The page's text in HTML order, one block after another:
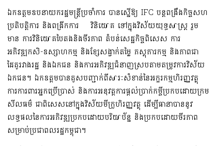
ឯកឧត្តមឧបនាយករដ្ឋមន្ត្រីប្រចាំការ បានស្នើឱ្យ IFC បន្តពង្រឹងកិច្ចសហ
ប្រតិបត្តិការ និងពង្រីកការ វិនិយោគ ទៅក្នុងវិស័យយុទ្ធសាស្ត្រ រួម
មាន ការវិនិយោគបៃតងនិងចីរភាព តំបន់សេដ្ឋកិច្ចពិសេស ការ
អភិវឌ្ឍកសិ-ឧស្សាហកម្ម និងខ្សែសង្វាក់តម្លៃ ភស្តុភារកម្ម និងភាពជា
ដៃគូរវាងរដ្ឋ និងឯកជន និងការអភិវឌ្ឍជំនាញស្របតាមតម្រូវការវិស័យ
ឯកជន។ ឯកឧត្តមបានគូសបញ្ជាក់ពីសារៈសំខាន់នៃអក្ខរកម្មហិរញ្ញវត្ថុ
ការការពារអ្នកប្រើប្រាស់ និងការអនុវត្តការផ្តល់ប្រាក់កម្ចីប្រកបដោយក្រម
សីលធម៌ ជាពិសេសនៅក្នុងវិស័យមីក្រូហិរញ្ញវត្ថុ ដើម្បីធានាបាននូវ
លទ្ធផលនៃការអភិវឌ្ឍប្រកបដោយបរិយាប័ន្ន និងប្រកបដោយចីរភាព
សម្រាប់ប្រជាពលរដ្ឋកម្ពុជា។